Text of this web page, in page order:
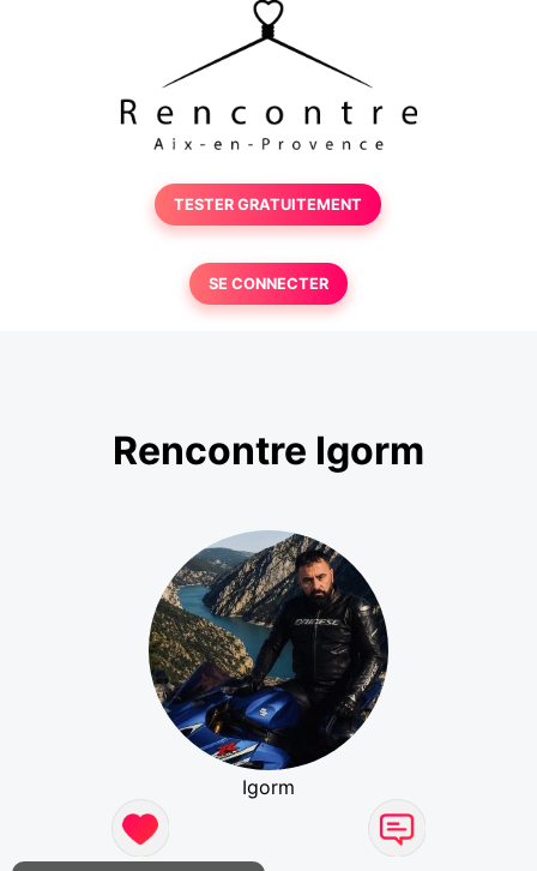
TESTER GRATUITEMENT
SE CONNECTER
Rencontre Igorm
Igorm